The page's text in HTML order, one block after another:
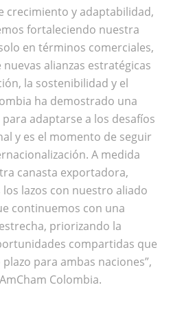
crecimiento y adaptabilidad,
fortaleciendo nuestra
en términos comerciales,
alianzas estratégicas
la sostenibilidad y el
ha demostrado una
adaptarse a los desafíos
y es el momento de seguir
A medida
canasta exportadora,
lazos con nuestro aliado
continuemos con una
priorizando la
compartidas que
para ambas naciones”,
Colombia.